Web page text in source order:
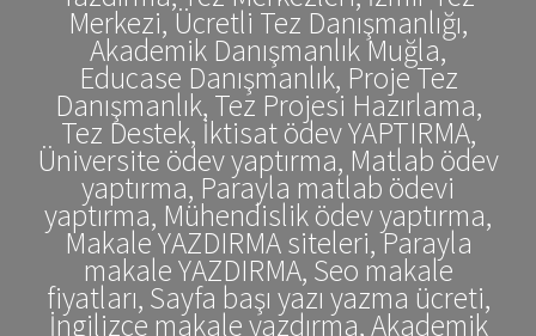
Merkezi, Ücretli Tez Danışmanlığı,
Akademik Danışmanlık Muğla,
Educase Danışmanlık, Proje Tez
Danışmanlık, Tez Projesi Hazırlama,
Tez Destek, İktisat ödev YAPTIRMA,
Üniversite ödev yaptırma, Matlab ödev
yaptırma, Parayla matlab ödevi
yaptırma, Mühendislik ödev yaptırma,
Makale YAZDIRMA siteleri, Parayla
makale YAZDIRMA, Seo makale
fiyatları, Sayfa başı yazı yazma ücreti,
İngilizce makale yazdırma, Akademik